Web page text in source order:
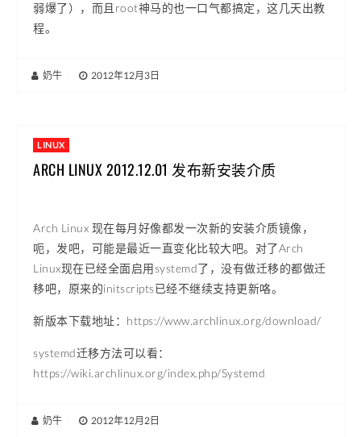
弱爆了），而且root神马的也一口气都搞定，这几天出教
程。
奶牛 2012年12月3日
LINUX
ARCH LINUX 2012.12.01 发布新安装介质
Arch Linux 现在每月好像都发一次新的安装介质镜像，
呃，发吧，可能是最近一直变化比较大吧。对了Arch
Linux现在已经全面启用systemd了，没有做迁移的都做迁
移吧，原来的initscripts已经不继续支持更新咯。
新版本下载地址：https://www.archlinux.org/download/
systemd迁移方法可以看：
https://wiki.archlinux.org/index.php/Systemd
奶牛 2012年12月2日